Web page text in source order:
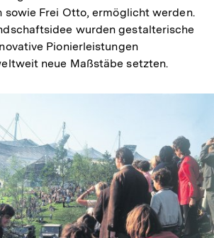
sowie Frei Otto, ermöglicht werden.
wurden gestalterische
Pionierleistungen
neue Maßstäbe setzten.